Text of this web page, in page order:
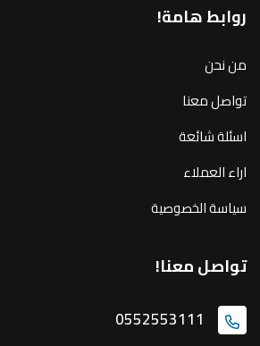
روابط هامة!
من نحن
تواصل معنا
اسئلة شائعة
اراء العملاء
سياسة الخصوصية
تواصل معنا!
0552553111